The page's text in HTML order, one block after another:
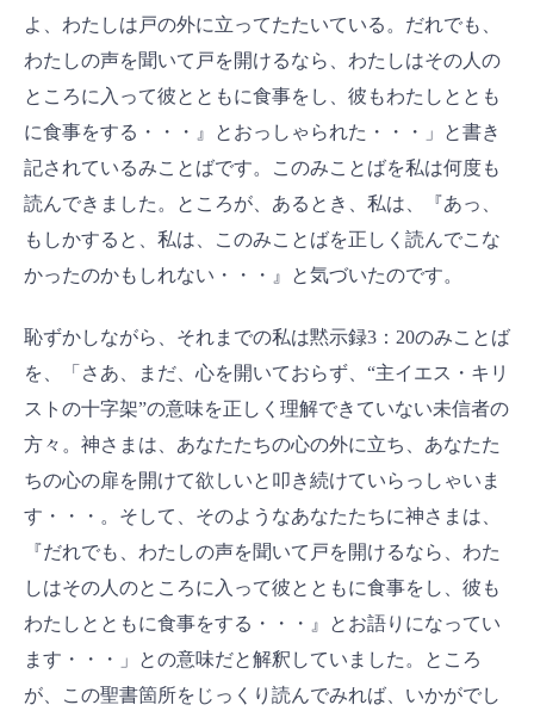
よ、わたしは戸の外に立ってたたいている。だれでも、
わたしの声を聞いて戸を開けるなら、わたしはその人の
ところに入って彼とともに食事をし、彼もわたしととも
に食事をする・・・』とおっしゃられた・・・」と書き
記されているみことばです。このみことばを私は何度も
読んできました。ところが、あるとき、私は、『あっ、
もしかすると、私は、このみことばを正しく読んでこな
かったのかもしれない・・・』と気づいたのです。
恥ずかしながら、それまでの私は黙示録3：20のみことば
を、「さあ、まだ、心を開いておらず、“主イエス・キリ
ストの十字架”の意味を正しく理解できていない未信者の
方々。神さまは、あなたたちの心の外に立ち、あなたた
ちの心の扉を開けて欲しいと叩き続けていらっしゃいま
す・・・。そして、そのようなあなたたちに神さまは、
『だれでも、わたしの声を聞いて戸を開けるなら、わた
しはその人のところに入って彼とともに食事をし、彼も
わたしとともに食事をする・・・』とお語りになってい
ます・・・」との意味だと解釈していました。ところ
が、この聖書箇所をじっくり読んでみれば、いかがでし